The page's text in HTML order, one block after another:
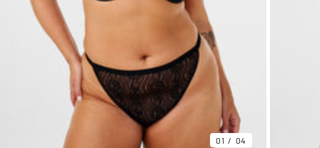
01 04